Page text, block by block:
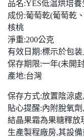
品名:YES低温烘培
成份:葡萄乾(葡萄乾
核桃
淨重:200公克
有效日期:標示於包
保存期限:一年(未開
產地:台灣
保存方式:放置陰涼
貼心提醒:內附脫氧
結晶果霜為果糖釋放
生產製程廠房,其設